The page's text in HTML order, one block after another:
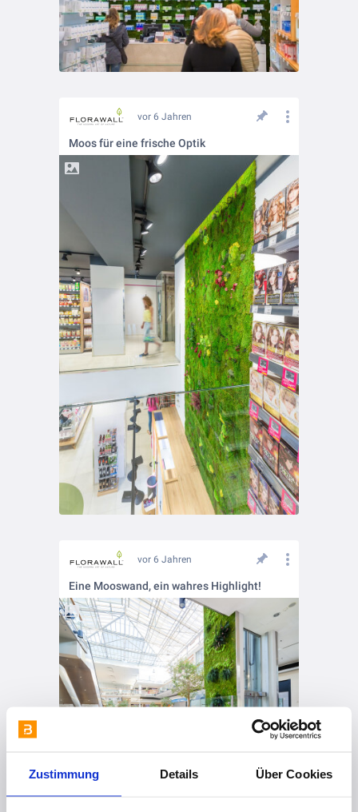
Zustimmung Details Über Cookies
vor 6 Jahren
Moos für eine frische Optik
vor 6 Jahren
Eine Mooswand, ein wahres Highlight!